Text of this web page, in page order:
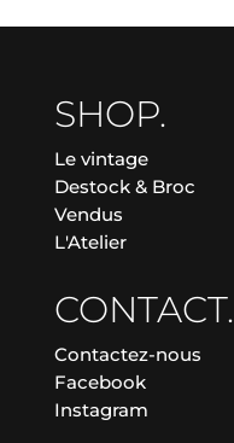
SHOP.
Le vintage
Destock & Broc
Vendus
L'Atelier
CONTACT.
Contactez-nous
Facebook
Instagram